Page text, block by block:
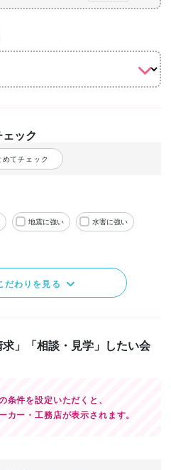
ック
めてチェック
地震に強い 水害に強い
だわりを見る
」「相談・見学」したい会
条件を設定いただくと、
カー・工務店が表示されます。